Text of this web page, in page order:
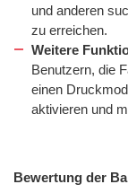
und anderen
zu erreichen.
Weitere
Benutzern, die
einen
aktivieren und
Bewertung der